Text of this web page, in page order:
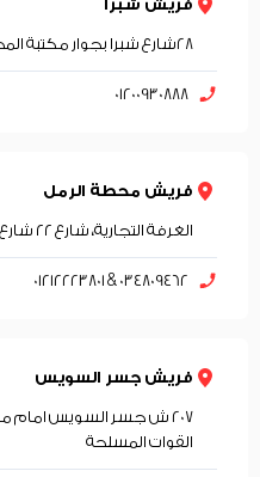
فريش شبرا
28شارع شبرا بجوار مكتبة المحبة
01200930888
فريش محطة الرمل
الغرفة التجارية، شارع ٢٢ شارع، ميدان محطة الرمل
034809462 & 01212223801
فريش جسر السويس
207 ش جسر السويس
القوات المسلحة